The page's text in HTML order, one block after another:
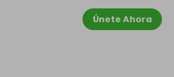
Únete Ahora